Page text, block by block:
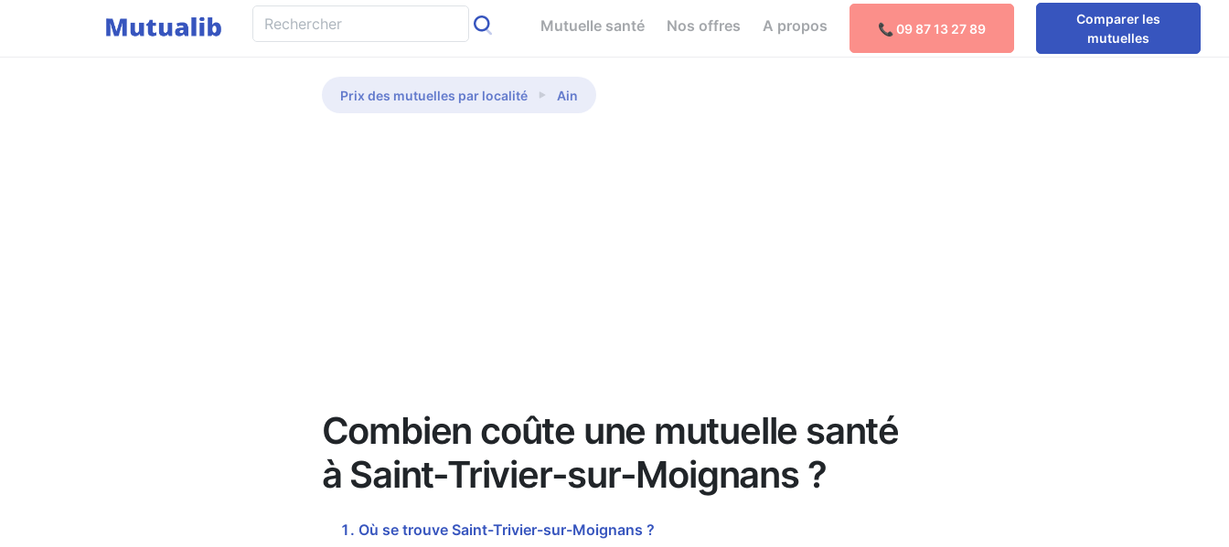
Mutuelle santé Nos offres A propos 📞 09 87 13 27 89
Comparer les
mutuelles
Comparer les mutuelles
Prix des mutuelles par localité Ain
Combien coûte une mutuelle santé
à Saint-Trivier-sur-Moignans ?
Où se trouve Saint-Trivier-sur-Moignans ?